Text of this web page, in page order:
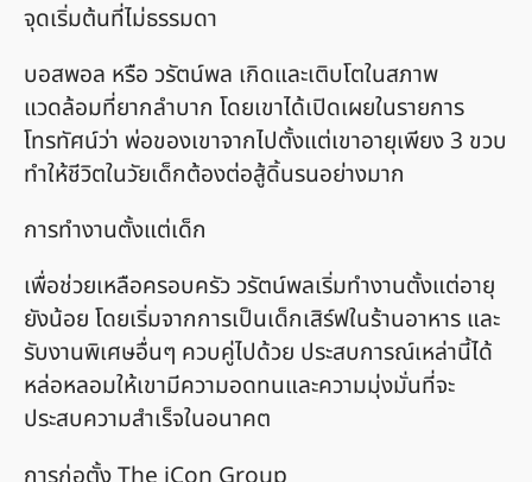
จุดเริ่มต้นที่ไม่ธรรมดา
บอสพอล หรือ วรัตน์พล เกิดและเติบโตในสภาพ
แวดล้อมที่ยากลำบาก โดยเขาได้เปิดเผยในรายการ
โทรทัศน์ว่า พ่อของเขาจากไปตั้งแต่เขาอายุเพียง 3 ขวบ
ทำให้ชีวิตในวัยเด็กต้องต่อสู้ดิ้นรนอย่างมาก
การทำงานตั้งแต่เด็ก
เพื่อช่วยเหลือครอบครัว วรัตน์พลเริ่มทำงานตั้งแต่อายุ
ยังน้อย โดยเริ่มจากการเป็นเด็กเสิร์ฟในร้านอาหาร และ
รับงานพิเศษอื่นๆ ควบคู่ไปด้วย ประสบการณ์เหล่านี้ได้
หล่อหลอมให้เขามีความอดทนและความมุ่งมั่นที่จะ
ประสบความสำเร็จในอนาคต